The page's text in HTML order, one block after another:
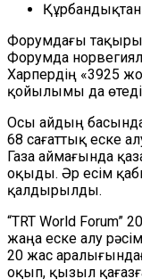
Форумдағы
Форумда
Харпердің «3925
қойылымы да
Осы айдың
68 сағаттық еске
Газа аймағында
оқыды. Әр есім
қалдырылды.
“TRT World
жаңа еске алу
20 жас
оқып, қызыл